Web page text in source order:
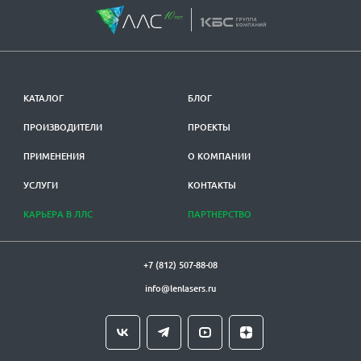
КАТАЛОГ
ПРОИЗВОДИТЕЛИ
ПРИМЕНЕНИЯ
УСЛУГИ
КАРЬЕРА В ЛЛС
БЛОГ
ПРОЕКТЫ
О КОМПАНИИ
КОНТАКТЫ
ПАРТНЕРСТВО
+7 (812) 507-88-08
info@lenlasers.ru